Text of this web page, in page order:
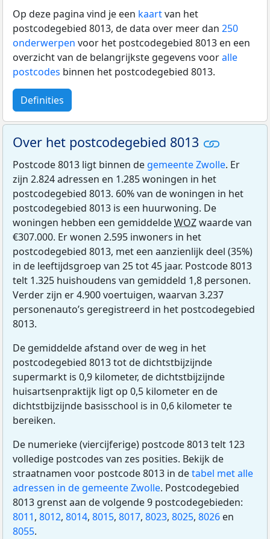
Op deze pagina vind je een kaartvan het
postcodegebied 8013, de data over meer dan 250
onderwerpen voor het postcodegebied 8013 en een
overzicht van de belangrijkste gegevens vooralle
postcodes binnen het postcodegebied 8013.
Definities
Over het postcodegebied 8013
Postcode 8013 ligt binnen de gemeente Zwolle. Er
zijn 2.824 adressen en 1.285 woningen in het
postcodegebied 8013. 60% van de woningen in het
postcodegebied 8013 is een huurwoning. De
woningen hebben een gemiddeldeWOZwaarde van
€307.000. Er wonen 2.595 inwoners in het
postcodegebied 8013, met een aanzienlijk deel (35%)
in de leeftijdsgroep van 25 tot 45 jaar. Postcode 8013
telt 1.325 huishoudens van gemiddeld 1,8 personen.
Verder zijn er 4.900 voertuigen, waarvan 3.237
personenauto’s geregistreerd in het postcodegebied
8013.
De gemiddelde afstand over de weg in het
postcodegebied 8013 tot de dichtstbijzijnde
supermarkt is 0,9 kilometer, de dichtstbijzijnde
huisartsenpraktijk ligt op 0,5 kilometer en de
dichtstbijzijnde basisschool is in 0,6 kilometer te
bereiken.
De numerieke (viercijferige) postcode 8013 telt 123
volledige postcodes van zes posities. Bekijk de
straatnamen voor postcode 8013 in detabel met alle
adressen in de gemeente Zwolle. Postcodegebied
8013 grenst aan de volgende 9 postcodegebieden:
8011, 8012, 8014, 8015, 8017, 8023, 8025, 8026 en
8055.